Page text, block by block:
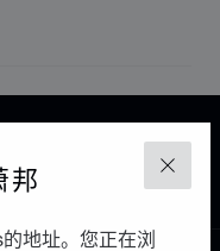
关闭
邦
地址。您正在浏